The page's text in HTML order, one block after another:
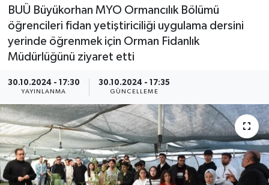
BUÜ Büyükorhan MYO Ormancılık Bölümü
öğrencileri fidan yetiştiriciliği uygulama dersini
yerinde öğrenmek için Orman Fidanlık
Müdürlüğünü ziyaret etti
30.10.2024 - 17:30
YAYINLANMA
30.10.2024 - 17:35
GÜNCELLEME
Resmi İlan
Sağlık
Siyaset
Spor
Yaşam